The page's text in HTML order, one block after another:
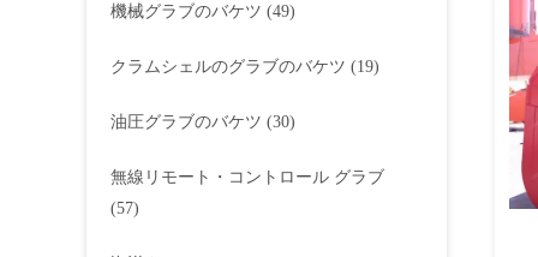
機械グラブのバケツ (49)
クラムシェルのグラブのバケツ (19)
油圧グラブのバケツ (30)
無線リモート・コントロール グラブ
(57)